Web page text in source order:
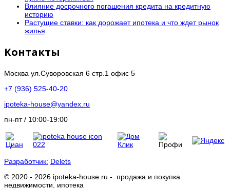
Влияние досрочного погашения кредита на кредитную
историю
Растущие ставки: как дорожает ипотека и что ждет рынок
жилья
Контакты
Москва ул.Суворовская 6 стр.1 офис 5
+7 (936) 525-40-20
ipoteka-house@yandex.ru
пн-пт / 10:00-19:00
Разработчик: Delets
© 2020 - 2026 ipoteka-house.ru - продажа и покупка
недвижимости, ипотека